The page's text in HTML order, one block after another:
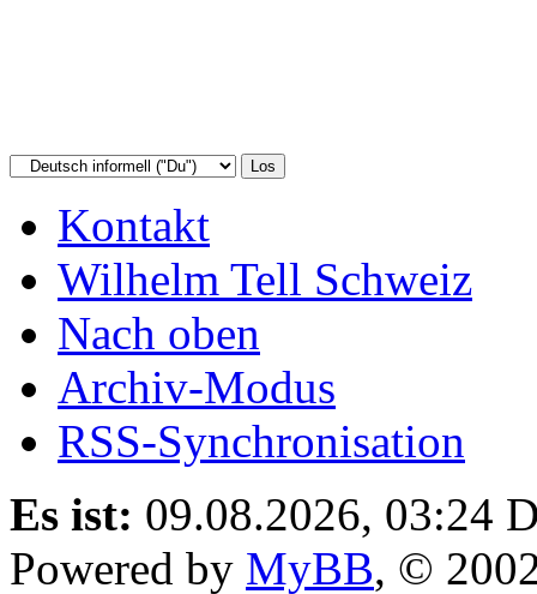
Kontakt
Wilhelm Tell Schweiz
Nach oben
Archiv-Modus
RSS-Synchronisation
Es ist: 09.08.2026, 03:24
Powered by MyBB, ©